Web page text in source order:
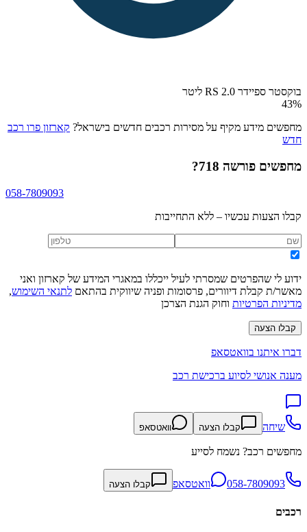
בוקסטר ספיידר RS 2.0 ליטר
43%
מחפשים מידע מקיף על מסירות רכבים חדשים בישראל? קארזון פרו רכב
חדש
מחפשים פורשה 718 ?
058-7809093
קבלו הצעות עכשיו – ללא התחייבות
ידוע לי שהפרטים שמסרתי לעיל ייכללו במאגרי המידע של קארזון ואני
מאשר/ת קבלת דיוורים, פרסומות ופניה שיווקית בהתאם לתנאי השימוש,
מדיניות הפרטיות וחוק הגנת הצרכן
קבלו הצעה
דברו איתנו בוואטסאפ
מענה אנושי לסיוע ברכישת רכב
שיחה קבלו הצעה וואטסאפ
מחפשים רכב? נשמח לסייע
058-7809093 וואטסאפ קבלו הצעה
רכבים